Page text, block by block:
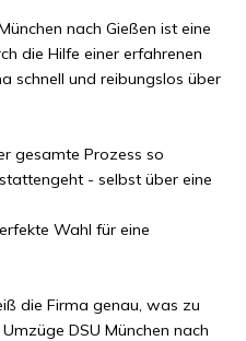
nach Gießen ist eine
die Hilfe einer erfahrenen
schnell und reibungslos über
gesamte Prozess so
- selbst über eine
Wahl für eine
die Firma genau, was zu
Umzüge DSU München nach